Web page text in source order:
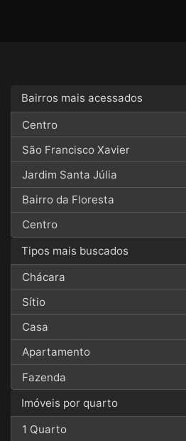
Bairros mais acessados
Centro
São Francisco Xavier
Jardim Santa Júlia
Bairro da Floresta
Centro
Tipos mais buscados
Chácara
Sítio
Casa
Apartamento
Fazenda
Imóveis por quarto
1 Quarto